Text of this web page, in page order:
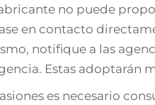
no puede
en contacto
notifique a las
Estas adoptarán
es necesario